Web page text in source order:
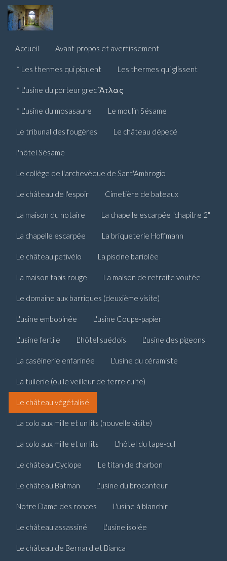
Accueil Avant-propos et avertissement
* Les thermes qui piquent Les thermes qui glissent
* L'usine du porteur grec Ἄτλας
* L'usine du mosasaure Le moulin Sésame
Le tribunal des fougères Le château dépecé
l'hôtel Sésame
Le collège de l'archevèque de Sant'Ambrogio
Le château de l'espoir Cimetière de bateaux
La maison du notaire La chapelle escarpée "chapitre 2"
La chapelle escarpée La briqueterie Hoffmann
Le château petivélo La piscine bariolée
La maison tapis rouge La maison de retraite voutée
Le domaine aux barriques (deuxième visite)
L'usine embobinée L'usine Coupe-papier
L'usine fertile L'hôtel suédois L'usine des pigeons
La caséinerie enfarinée L'usine du céramiste
La tuilerie (ou le veilleur de terre cuite)
Le château végétalisé
La colo aux mille et un lits (nouvelle visite)
La colo aux mille et un lits L'hôtel du tape-cul
Le château Cyclope Le titan de charbon
Le château Batman L'usine du brocanteur
Notre Dame des ronces L'usine à blanchir
Le château assassiné L'usine isolée
Le château de Bernard et Bianca